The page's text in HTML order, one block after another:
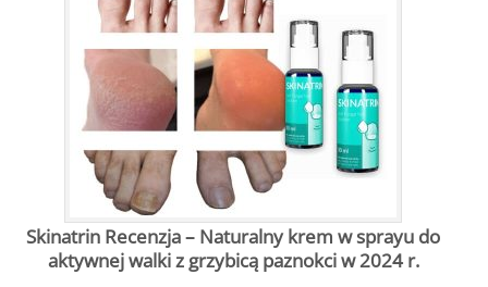
Skinatrin Recenzja – Naturalny krem w sprayu do
aktywnej walki z grzybicą paznokci w 2024 r.